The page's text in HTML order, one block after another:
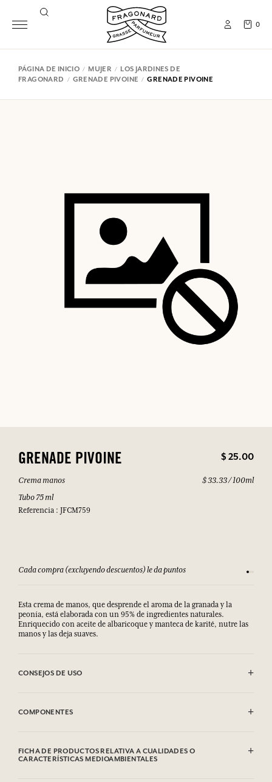
0
PÁGINA DE INICIO MUJER
LOS JARDINES DE
FRAGONARD
GRENADE PIVOINE GRENADE PIVOINE
GRENADE PIVOINE $ 25.00
Crema manos
Tubo 75 ml
Referencia : JFCM759
$ 33.33 / 100ml
Cada compra (excluyendo descuentos) le da puntos
Esta crema de manos, que desprende el aroma de la granada y la
peonía, está elaborada con un 95% de ingredientes naturales.
Enriquecido con aceite de albaricoque y manteca de karité, nutre las
manos y las deja suaves.
CONSEJOS DE USO
COMPONENTES
Polyglyceryl-6 Distearate, Butyrospermum Parkii Butter, Prunus
Armeniaca Kernel Oil, Parfum, Cetyl Alcohol, Caprylyl Glycol,
FICHA DE PRODUCTOS RELATIVA A CUALIDADES O
CARACTERÍSTICAS MEDIOAMBIENTALES